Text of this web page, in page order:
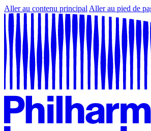
Aller au contenu principal Aller au pied de